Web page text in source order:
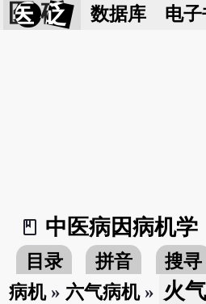
医 砭 数据库 电子
book_2
中医病因病机学
目录 拼音
搜寻
病机» 六气病机» 火